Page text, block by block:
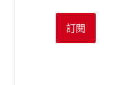
訂閱